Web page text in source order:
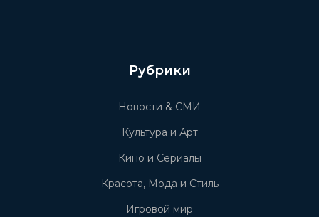
Рубрики
Новости & СМИ
Культура и Арт
Кино и Сериалы
Красота, Мода и Стиль
Игровой мир